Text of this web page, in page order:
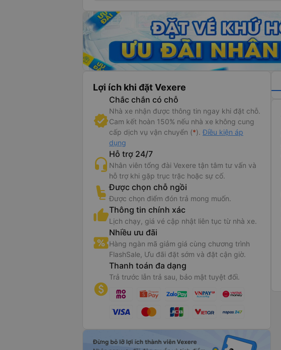
Lợi ích khi đặt Vexere
Chắc chắn có chỗ
Nhà xe nhận được thông tin ngay khi đặt chỗ.
Cam kết hoàn 150% nếu nhà xe không cung
cấp dịch vụ vận chuyển (*). Điều kiện áp
dụng
Hỗ trợ 24/7
Nhân viên tổng đài Vexere tận tâm tư vấn và
hỗ trợ khi gặp trục trặc hoặc sự cố.
Được chọn chỗ ngồi
Được chọn điểm đón trả mong muốn.
Thông tin chính xác
Lịch chạy, giá vé cập nhật liên tục từ nhà xe.
Nhiều ưu đãi
Hàng ngàn mã giảm giá cùng chương trình
FlashSale, Ưu đãi đặt sớm và đặt cận giờ.
Thanh toán đa dạng
Trả trước lẫn trả sau, bảo mật tuyệt đối.